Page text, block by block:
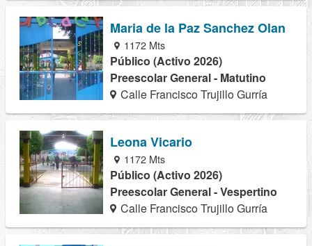
Maria de la Paz Sanchez Olan
1172 Mts
Público (Activo 2026)
Preescolar General - Matutino
Calle Francisco Trujillo Gurría
Leona Vicario
1172 Mts
Público (Activo 2026)
Preescolar General - Vespertino
Calle Francisco Trujillo Gurría